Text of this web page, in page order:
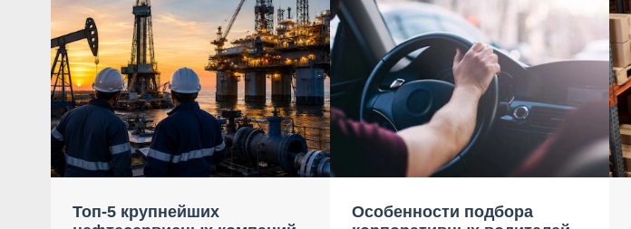
Топ-5 крупнейших
Особенности подбора